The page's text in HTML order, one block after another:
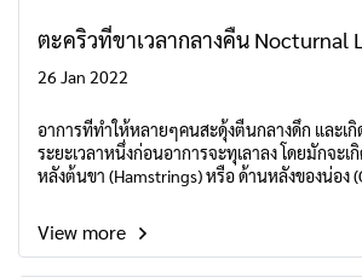
ตะคริวที่ขาเวลากลางคืน Nocturnal
26 Jan 2022
อาการที่ทำให้หลายๆคนสะดุ้งตื่นกลางดึก และเ
ระยะเวลาหนึ่งก่อนอาการจะทุเลาลง โดยมักจะ
หลังต้นขา (Hamstrings) หรือ ด้านหลังของน่อง
View more